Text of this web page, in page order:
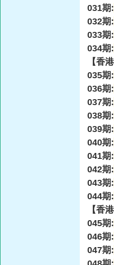
031期:
032期:
033期:
034期:
【香
035期:
036期:
037期:
038期:
039期:
040期:
041期:
042期:
043期:
044期:
【香
045期:
046期:
047期: